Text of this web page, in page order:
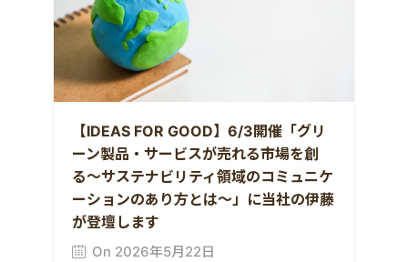
【IDEAS FOR GOOD】6/3開催「グリ
ーン製品・サービスが売れる市場を創
る〜サステナビリティ領域のコミュニケ
ーションのあり方とは〜」に当社の伊藤
が登壇します
On 2026年5月22日